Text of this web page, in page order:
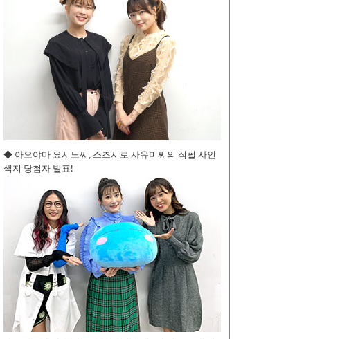
◆ 아오야마 요시노씨, 스즈시로 사유미씨의 직필 사인
색지 당첨자 발표!